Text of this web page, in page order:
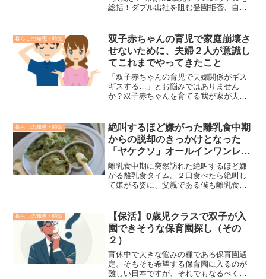
総括！ダブル出社を阻む登園拒否、自転
向かうか？我が家の事例と本音を綴りま
す。
暮らしの知恵・時短
双子赤ちゃんの育児で家庭崩壊さ
せないために、夫婦２人が意識し
てこれまでやってきたこと
「双子赤ちゃんの育児で夫婦関係がギス
ギスする…」とお悩みではありません
か？双子赤ちゃんを育てる我が家が夫婦
し、心に余裕を持てるようになるための
実践的で即実行可能なコツです。
暮らしの知恵・時短
絶叫するほど嫌がった離乳食中期
からの脱却のきっかけとなった
「ヤケクソ」オールインワンレシ
ピ
離乳食中期に突然訪れた絶叫するほど嫌
がる離乳食タイム。２口食べたら絶叫し
て嫌がる姿に、父親である僕も離乳食を
インワンレシピが思いのほかおこちゃま
にヒットしたようで、それを食べさせ始
めたのをきっかけに絶叫のイヤイヤ期は
終焉を迎えることができました。絶望の
イヤイヤ期を脱却できたと思われる理由
と、分岐点を生み出してくれた一品とに
ついて本記事で紹介します。
暮らしの知恵・時短
【保活】0歳児クラスで双子が入
園できそうな保育園探し（その
２）
育休中で大きな悩みの種である保育園選
定。そもそも希望する保育園に入るのが
難しい日本ですが、それでもなるべくい